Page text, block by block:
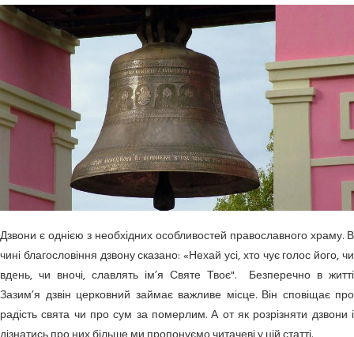
Дзвони є однією з необхідних особливостей православного храму. В
чині благословіння дзвону сказано: «Нехай усі, хто чує голос його, чи
вдeнь, чи вночі, славлять ім’я Святе Твоє". Безперечно в житті
Зазим’я дзвін церковний займає важливе місце. Він сповіщає про
радість свята чи про сум за померлим. А от як розрізняти дзвони і